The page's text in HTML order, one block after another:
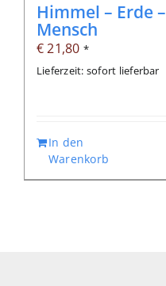
Himmel – Erde –
Mensch
€21,80 *
Lieferzeit: sofort lieferbar
In den
Warenkorb